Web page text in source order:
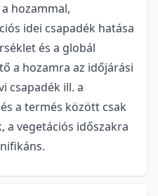
hozammal,
idei csapadék hatása
és a globál
a hozamra az időjárási
csapadék ill. a
a termés között csak
a vegetációs időszakra